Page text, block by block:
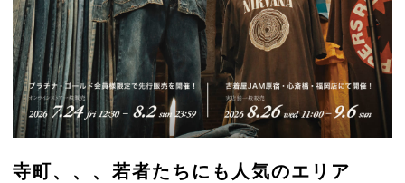
寺町、、、若者たちにも人気のエリア